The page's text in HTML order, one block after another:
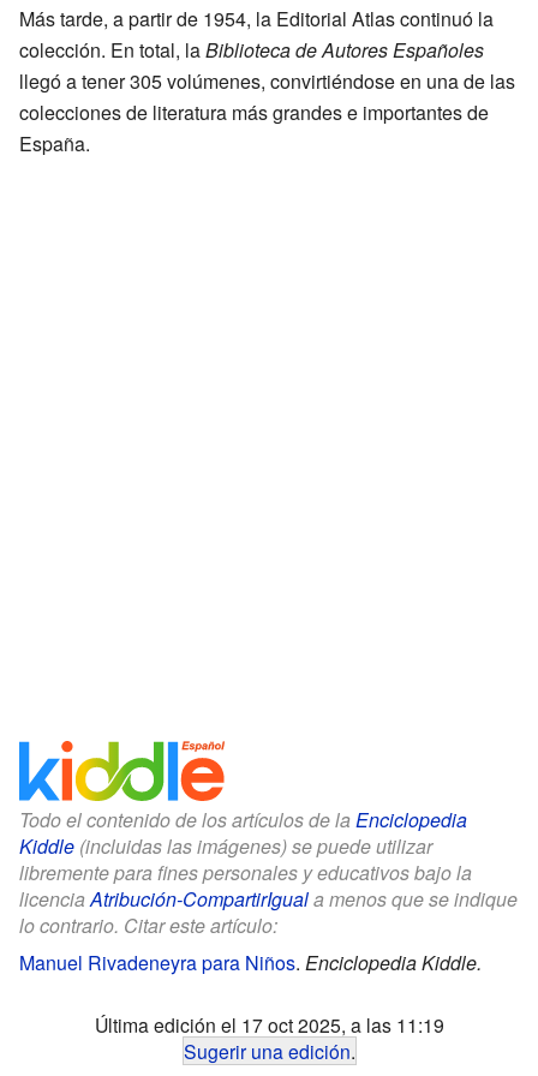
Más tarde, a partir de 1954, la Editorial Atlas continuó la
colección. En total, laBiblioteca de Autores Españoles
llegó a tener 305 volúmenes, convirtiéndose en una de las
colecciones de literatura más grandes e importantes de
España.
Todo el contenido de los artículos de la Enciclopedia
Kiddle (incluidas las imágenes) se puede utilizar
libremente para fines personales y educativos bajo la
licencia Atribución-CompartirIguala menos que se indique
lo contrario. Citar este artículo:
Manuel Rivadeneyra para Niños. Enciclopedia Kiddle.
Última edición el 17 oct 2025, a las 11:19
Sugerir una edición.